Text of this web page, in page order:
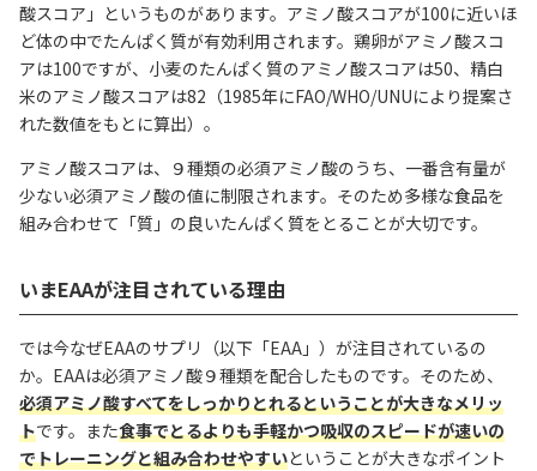
酸スコア」というものがあります。アミノ酸スコアが100に近いほ
ど体の中でたんぱく質が有効利用されます。鶏卵がアミノ酸スコ
アは100ですが、小麦のたんぱく質のアミノ酸スコアは50、精白
米のアミノ酸スコアは82（1985年にFAO/WHO/UNUにより提案さ
れた数値をもとに算出）。
アミノ酸スコアは、９種類の必須アミノ酸のうち、一番含有量が
少ない必須アミノ酸の値に制限されます。そのため多様な食品を
組み合わせて「質」の良いたんぱく質をとることが大切です。
いまEAAが注目されている理由
では今なぜEAAのサプリ（以下「EAA」）が注目されているの
か。EAAは必須アミノ酸９種類を配合したものです。そのため、
必須アミノ酸すべてをしっかりとれるということが大きなメリッ
トです。また食事でとるよりも手軽かつ吸収のスピードが速いの
でトレーニングと組み合わせやすいということが大きなポイント